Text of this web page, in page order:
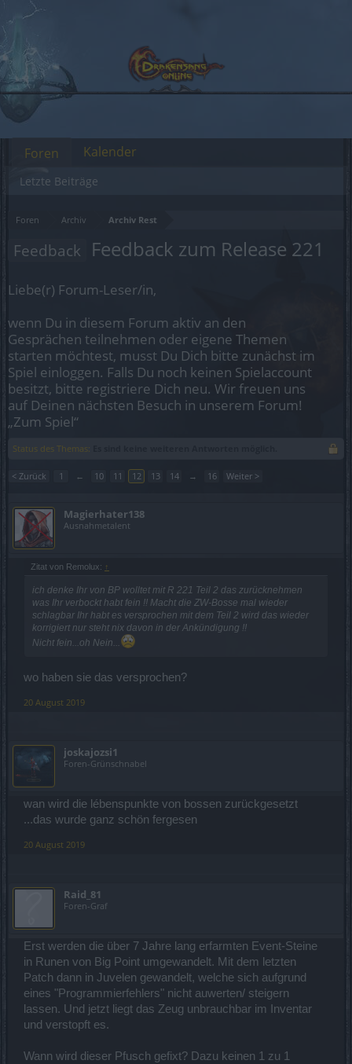
Foren Archiv Archiv Rest
Feedback Feedback zum Release 221
Liebe(r) Forum-Leser/in,
wenn Du in diesem Forum aktiv an den
Gesprächen teilnehmen oder eigene Themen
starten möchtest, musst Du Dich bitte zunächst im
Spiel einloggen. Falls Du noch keinen Spielaccount
besitzt, bitte registriere Dich neu. Wir freuen uns
auf Deinen nächsten Besuch in unserem Forum!
„Zum Spiel“
Status des Themas:
< Zurück 1 ← 10 11 12 13 14 → 16 Weiter >
Magierhater138
Ausnahmetalent
Zitat von Remolux: ↑
ich denke Ihr von BP wolltet mit R 221 Teil 2 das zurücknehmen
was Ihr verbockt habt fein !! Macht die ZW-Bosse mal wieder
schlagbar Ihr habt es versprochen mit dem Teil 2 wird das wieder
korrigiert nur steht nix davon in der Ankündigung !!
Nicht fein...oh Nein...
wo haben sie das versprochen?
20 August 2019
joskajozsi1
Foren-Grünschnabel
wan wird die lébenspunkte von bossen zurückgesetzt
...das wurde ganz schön fergesen
20 August 2019
Raid_81
Foren-Graf
Erst werden die über 7 Jahre lang erfarmten Event-Steine
in Runen von Big Point umgewandelt. Mit dem letzten
Patch dann in Juvelen gewandelt, welche sich aufgrund
eines "Programmierfehlers" nicht auwerten/ steigern
lassen. Und jetzt liegt das Zeug unbrauchbar im Inventar
und verstopft es.
Wann wird dieser Pfusch gefixt? Dazu keinen 1 zu 1
Foren
Letzte Beiträge
Kalender